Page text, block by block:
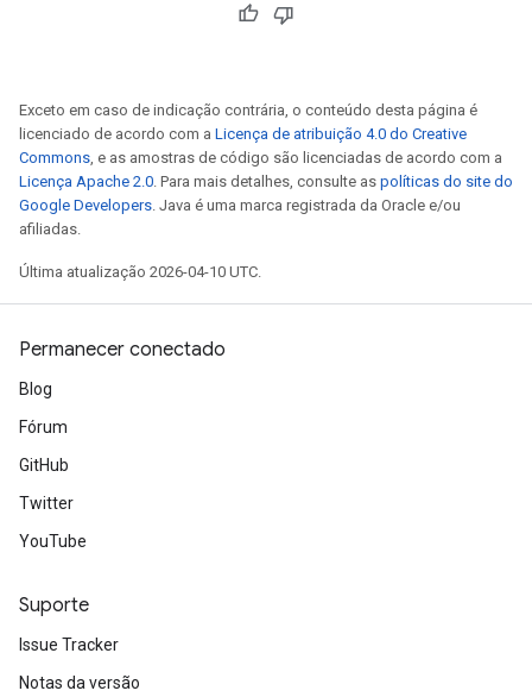
Exceto em caso de indicação contrária, o conteúdo desta página é
licenciado de acordo com a Licença de atribuição 4.0 do Creative
Commons, e as amostras de código são licenciadas de acordo com a
Licença Apache 2.0. Para mais detalhes, consulte as políticas do site do
Google Developers. Java é uma marca registrada da Oracle e/ou
afiliadas.
Última atualização 2026-04-10 UTC.
Permanecer conectado
Blog
Fórum
GitHub
Twitter
YouTube
Suporte
Issue Tracker
Notas da versão